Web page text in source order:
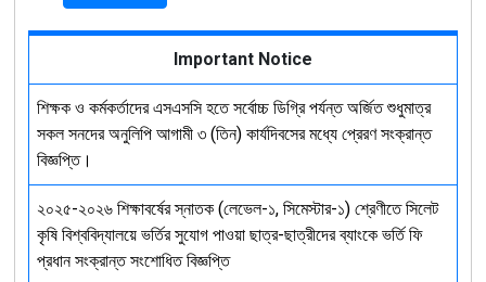
Important Notice
শিক্ষক ও কর্মকর্তাদের এসএসসি হতে সর্বোচ্চ ডিগ্রি পর্যন্ত অর্জিত শুধুমাত্র
সকল সনদের অনুলিপি আগামী ৩ (তিন) কার্যদিবসের মধ্যে প্রেরণ সংক্রান্ত
বিজ্ঞপ্তি।
২০২৫-২০২৬ শিক্ষাবর্ষের স্নাতক (লেভেল-১, সিমেস্টার-১) শ্রেণীতে সিলেট
কৃষি বিশ্ববিদ্যালয়ে ভর্তির সুযোগ পাওয়া ছাত্র-ছাত্রীদের ব্যাংকে ভর্তি ফি
প্রধান সংক্রান্ত সংশোধিত বিজ্ঞপ্তি